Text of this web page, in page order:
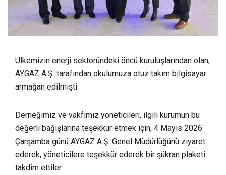
Ülkemizin enerji sektöründeki öncü kuruluşlarından olan,
AYGAZ A.Ş. tarafından okulumuza otuz takım bilgisayar
armağan edilmişti.
Derneğimiz ve vakfımız yöneticileri, ilgili kurumun bu
değerli bağışlarına teşekkür etmek için, 4 Mayıs 2026
Çarşamba günü AYGAZ A.Ş. Genel Müdürlüğünü ziyaret
ederek, yöneticilere teşekkür ederek bir şükran plaketi
takdim ettiler.